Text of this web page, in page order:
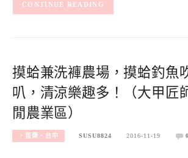
CONTINUE READING
摸蛤兼洗褲農場，摸蛤釣魚
叭，清涼樂趣多！（大甲匠
閒農業區）
‧苗栗、台中 SUSU8824 2016-11-19 0